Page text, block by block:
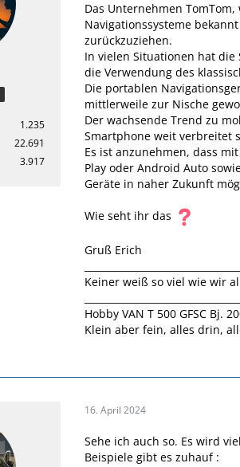
1.235
22.691
3.917
Das Unternehmen
Navigationssysteme
zurückzuziehen.
In vielen Situationen hat die
die Verwendung des
Die portablen
mittlerweile zur Nische
Der wachsende Trend zu
Smartphone weit verbreitet
Es ist anzunehmen, dass
Play oder Android Auto
Geräte in naher Zukunft
Wie seht ihr das
Gruß Erich
Keiner weiß so viel wie wir
Hobby VAN T 500 GFSC Bj.
Klein aber fein, alles drin,
16. April 2024
Sehe ich auch so. Es wird
Beispiele gibt es zuhauf :